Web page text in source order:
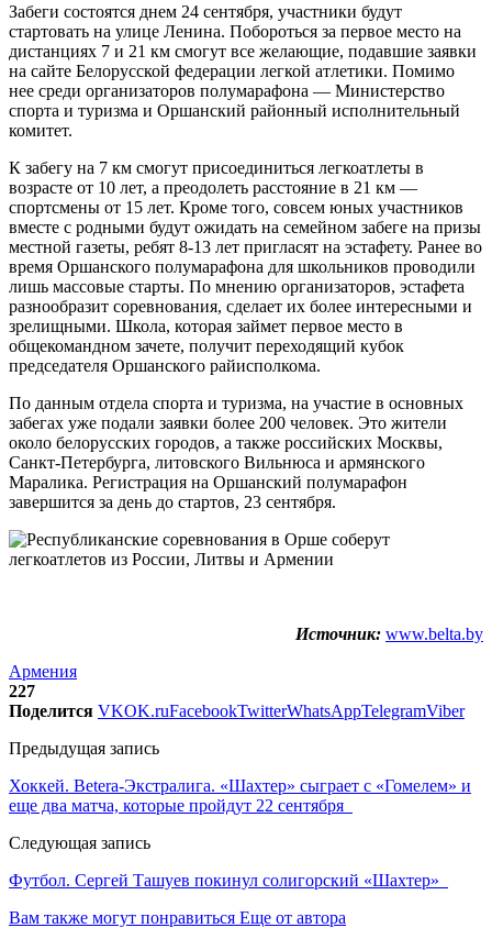
Забеги состоятся днем 24 сентября, участники будут
стартовать на улице Ленина. Побороться за первое место на
дистанциях 7 и 21 км смогут все желающие, подавшие заявки
на сайте Белорусской федерации легкой атлетики. Помимо
нее среди организаторов полумарафона — Министерство
спорта и туризма и Оршанский районный исполнительный
комитет.
К забегу на 7 км смогут присоединиться легкоатлеты в
возрасте от 10 лет, а преодолеть расстояние в 21 км —
спортсмены от 15 лет. Кроме того, совсем юных участников
вместе с родными будут ожидать на семейном забеге на призы
местной газеты, ребят 8-13 лет пригласят на эстафету. Ранее во
время Оршанского полумарафона для школьников проводили
лишь массовые старты. По мнению организаторов, эстафета
разнообразит соревнования, сделает их более интересными и
зрелищными. Школа, которая займет первое место в
общекомандном зачете, получит переходящий кубок
председателя Оршанского райисполкома.
По данным отдела спорта и туризма, на участие в основных
забегах уже подали заявки более 200 человек. Это жители
около белорусских городов, а также российских Москвы,
Санкт-Петербурга, литовского Вильнюса и армянского
Маралика. Регистрация на Оршанский полумарафон
завершится за день до стартов, 23 сентября.
Источник: www.belta.by
Армения
227
Поделится VKOK.ruFacebookTwitterWhatsAppTelegramViber
Предыдущая запись
Хоккей. Betera-Экстралига. «Шахтер» сыграет с «Гомелем» и
еще два матча, которые пройдут 22 сентября
Следующая запись
Футбол. Сергей Ташуев покинул солигорский «Шахтер»
Вам также могут понравиться Еще от автора